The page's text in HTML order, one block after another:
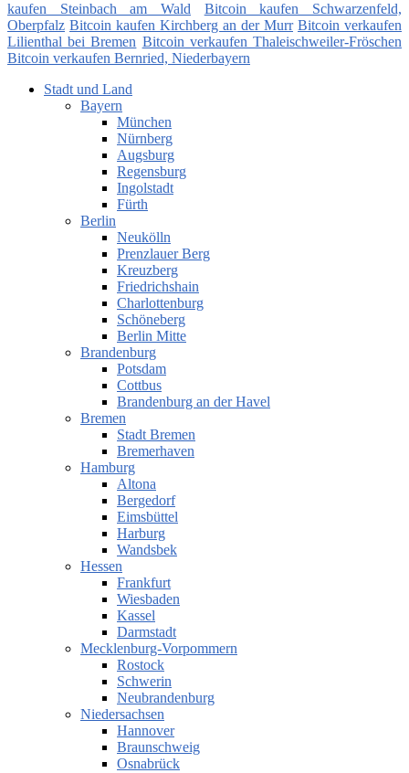
kaufen Steinbach am Wald
Bitcoin kaufen Schwarzenfeld,
Oberpfalz Bitcoin kaufen Kirchberg an der Murr Bitcoin verkaufen
Lilienthal bei Bremen Bitcoin verkaufen Thaleischweiler-Fröschen
Bitcoin verkaufen Bernried, Niederbayern
Stadt und Land
Bayern
München
Nürnberg
Augsburg
Regensburg
Ingolstadt
Fürth
Berlin
Neukölln
Prenzlauer Berg
Kreuzberg
Friedrichshain
Charlottenburg
Schöneberg
Berlin Mitte
Brandenburg
Potsdam
Cottbus
Brandenburg an der Havel
Bremen
Stadt Bremen
Bremerhaven
Hamburg
Altona
Bergedorf
Eimsbüttel
Harburg
Wandsbek
Hessen
Frankfurt
Wiesbaden
Kassel
Darmstadt
Mecklenburg-Vorpommern
Rostock
Schwerin
Neubrandenburg
Niedersachsen
Hannover
Braunschweig
Osnabrück